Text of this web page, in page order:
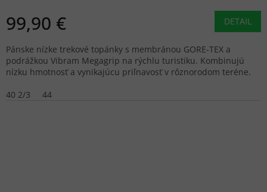
99,90 € DETAIL
Pánske nízke trekové topánky s membránou GORE-TEX a
podrážkou Vibram Megagrip na rýchlu turistiku. Kombinujú
nízku hmotnosť a vynikajúcu priľnavosť v rôznorodom teréne.
40 2/3
44